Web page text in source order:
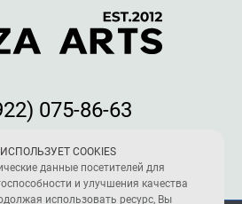
075-86-63
к оплате:
COOKIES
данные посетителей для
и улучшения качества
использовать ресурс, Вы